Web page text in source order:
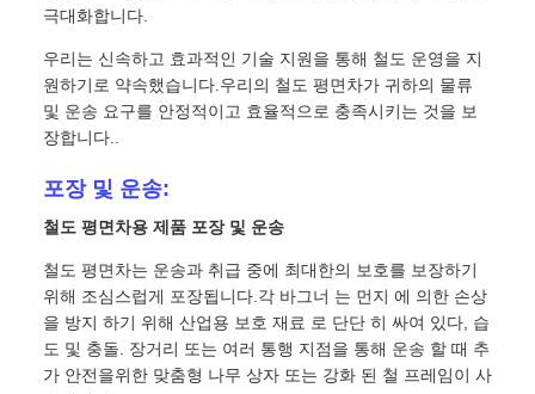
극대화합니다.
우리는 신속하고 효과적인 기술 지원을 통해 철도 운영을 지
원하기로 약속했습니다.우리의 철도 평면차가 귀하의 물류
및 운송 요구를 안정적이고 효율적으로 충족시키는 것을 보
장합니다..
포장 및 운송:
철도 평면차용 제품 포장 및 운송
철도 평면차는 운송과 취급 중에 최대한의 보호를 보장하기
위해 조심스럽게 포장됩니다.각 바그너 는 먼지 에 의한 손상
을 방지 하기 위해 산업용 보호 재료 로 단단 히 싸여 있다, 습
도 및 충돌. 장거리 또는 여러 통행 지점을 통해 운송 할 때 추
가 안전을위한 맞춤형 나무 상자 또는 강화 된 철 프레임이 사